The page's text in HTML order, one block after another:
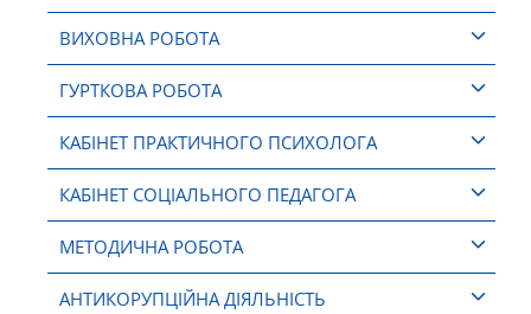
ВИХОВНА РОБОТА
ГУРТКОВА РОБОТА
КАБІНЕТ ПРАКТИЧНОГО ПСИХОЛОГА
КАБІНЕТ СОЦІАЛЬНОГО ПЕДАГОГА
МЕТОДИЧНА РОБОТА
АНТИКОРУПЦІЙНА ДІЯЛЬНІСТЬ